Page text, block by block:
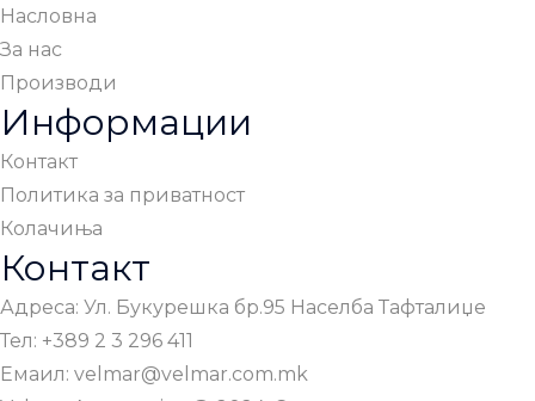
Насловна
За нас
Производи
Информации
Контакт
Политика за приватност
Колачиња
Контакт
Адреса: Ул. Букурешка бр.95 Населба Тафталиџе
Тел: +389 2 3 296 411
Емаил: velmar@velmar.com.mk